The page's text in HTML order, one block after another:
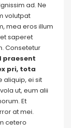
ad. Ne
volutpat
mea eros illum
saperet
Consetetur
praesent
pri, tota
aliquip, ei sit
ut, eum alii
Et
at mei.
cetero